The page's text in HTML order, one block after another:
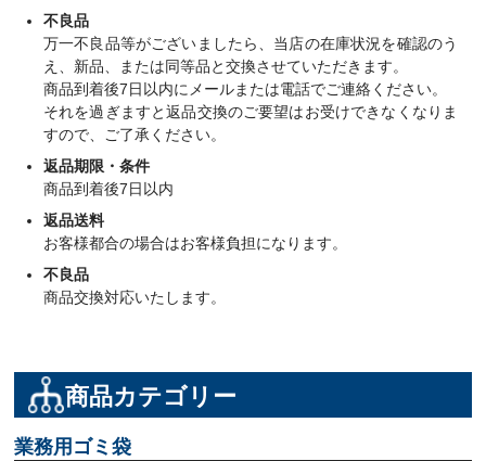
不良品
万一不良品等がございましたら、当店の在庫状況を確認のう
え、新品、または同等品と交換させていただきます。
商品到着後7日以内にメールまたは電話でご連絡ください。
それを過ぎますと返品交換のご要望はお受けできなくなりま
すので、ご了承ください。
返品期限・条件
商品到着後7日以内
返品送料
お客様都合の場合はお客様負担になります。
不良品
商品交換対応いたします。
商品カテゴリー
業務用ゴミ袋